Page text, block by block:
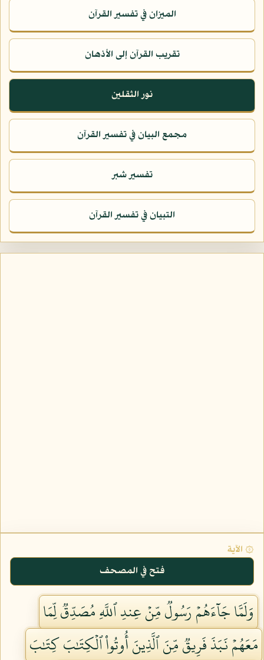
الميزان في تفسير القرآن
تقريب القرآن إلى الأذهان
نور الثقلين
مجمع البيان في تفسير القرآن
تفسير شبر
التبيان في تفسير القرآن
۞ الآية
فتح في المصحف
وَلَمَّا جَآءَهُمۡ رَسُولٞ مِّنۡ عِندِ ٱللَّهِ مُصَدِّقٞ لِّمَا
مَعَهُمۡ نَبَذَ فَرِيقٞ مِّنَ ٱلَّذِينَ أُوتُواْ ٱلۡكِتَٰبَ كِتَٰبَ